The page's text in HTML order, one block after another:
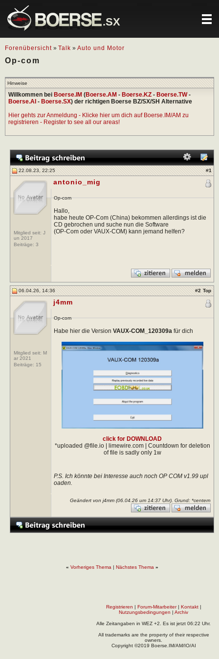
.SX
Forenübersicht » Talk » Auto und Motor
Op-com
Hinweise
Willkommen bei Boerse.IM (Boerse.AM - Boerse.KZ - Boerse.TW-
Boerse.AI - Boerse.SX) der richtigen Boerse BZ/SX/SH Alternative
Hier gehts zur Anmeldung - Klicke hier um dich auf Boerse.IM/AM zu
registrieren - Register to see all our areas!
22.08.23, 22:25 #1
Mitglied seit: J
un 2017
Beiträge: 3
antonio_mig
Op-com
Hallo,
habe heute OP-Com (China) bekommen allerdings ist die
CD gebrochen und suche nun die Software
(OP-Com oder VAUX-COM) kann jemand helfen?
06.04.26, 14:36 #2 Top
Mitglied seit: M
ar 2021
Beiträge: 15
j4mm
Op-com
Habe hier die Version VAUX-COM_120309a für dich
click for DOWNLOAD
*uploaded @file.io | limewire.com | Countdown for deletion
of file is sadly only 1w
P.S. Ich könnte bei Interesse auch noch OP COM v1.99 upl
oaden.
Geändert von j4mm (06.04.26 um 14:37Uhr). Grund: *centern
« Vorheriges Thema | Nächstes Thema »
Registrieren | Forum-Mitarbeiter| Kontakt|
Nutzungsbedingungen | Archiv
Alle Zeitangaben in WEZ +2. Es ist jetzt 06:22 Uhr.
All trademarks are the property of their respective
owners.
Copyright ©2019 Boerse.IM/AM/IO/AI